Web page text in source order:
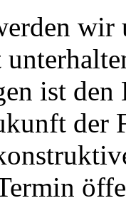
ist
der